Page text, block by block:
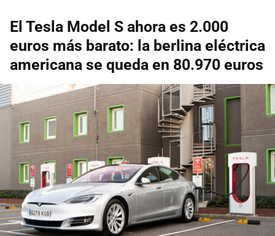
El Tesla Model S ahora es 2.000
euros más barato: la berlina eléctrica
americana se queda en 80.970 euros